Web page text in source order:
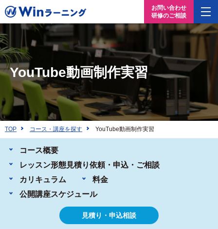
お問い合わせ
研修のご相談
YouTube動画制作実習
TOP コース・講座を探す YouTube動画制作実習
コース概要
レッスン形態見積り依頼・申込・ご相談
カリキュラム
料金
公開講座スケジュール
見積り・申込相談